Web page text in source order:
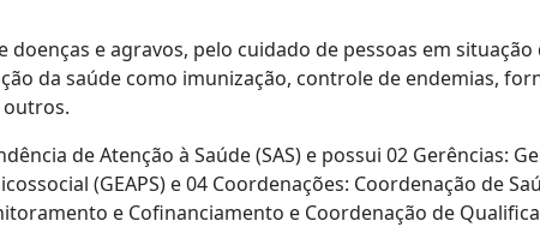
e agravos, pelo cuidado de pessoas em situação
da saúde como imunização, controle de endemias,
outros.
de Atenção à Saúde (SAS) e possui 02 Gerências:
(GEAPS) e 04 Coordenações: Coordenação de
e Cofinanciamento e Coordenação de